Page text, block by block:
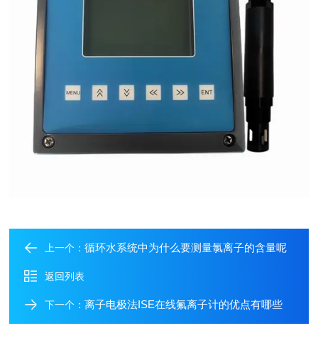
上一个：循环水系统中为什么要测量氯离子的含量呢
返回列表
下一个：离子电极法ISE在线氟离子计的优点有哪些